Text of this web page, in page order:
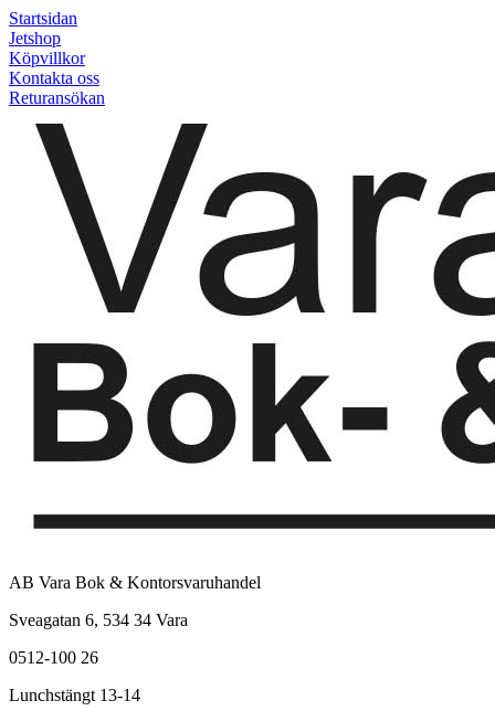
Startsidan
Jetshop
Köpvillkor
Kontakta oss
Returansökan
AB Vara Bok & Kontorsvaruhandel
Sveagatan 6, 534 34 Vara
0512-100 26
Lunchstängt 13-14